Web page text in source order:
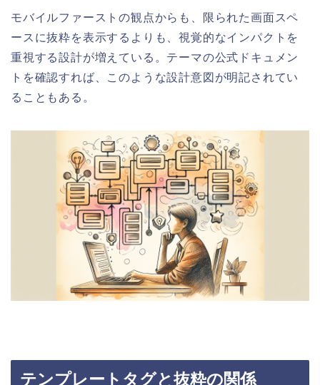
モバイルファーストの観点からも、限られた画面スペ
ースに抜粋を表示するよりも、視覚的なインパクトを
重視する設計が増えている。テーマの公式ドキュメン
トを確認すれば、このような設計意図が明記されてい
ることもある。
テンプレートタグと抜粋の関係